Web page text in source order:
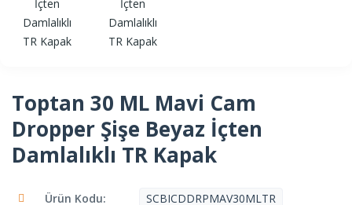
Toptan 30 ML Mavi Cam
Dropper Şişe Beyaz İçten
Damlalıklı TR Kapak
Ürün Kodu: SCBICDDRPMAV30MLTR